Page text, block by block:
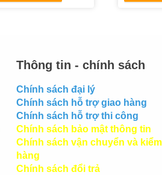
Thông tin - chính sách
Chính sách đại lý
Chính sách hỗ trợ giao hàng
Chính sách hỗ trợ thi công
Chính sách bảo mật thông tin
Chính sách vận chuyển và
hàng
Chính sách đổi trả